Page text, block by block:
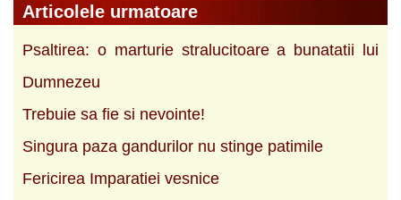
Articolele urmatoare
Psaltirea: o marturie stralucitoare a bunatatii lui
Dumnezeu
Trebuie sa fie si nevointe!
Singura paza gandurilor nu stinge patimile
Fericirea Imparatiei vesnice